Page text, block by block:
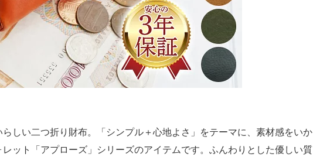
しい二つ折り財布。「シンプル＋心地よさ」をテーマに、素材感をいか
レット「アプローズ」シリーズのアイテムです。ふんわりとした優しい質